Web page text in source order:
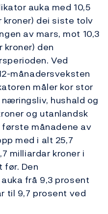
auka med 10,5
kroner) dei siste tolv
av mars, mot 10,3
kroner) den
Ved
månadersveksten
måler kor stor
hushald og
og utanlandsk
månadene av
med i alt 25,7
milliardar kroner i
Den
frå 9,3 prosent
til 9,7 prosent ved